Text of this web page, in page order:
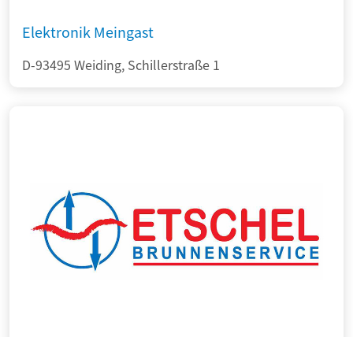
Elektronik Meingast
D-93495 Weiding, Schillerstraße 1